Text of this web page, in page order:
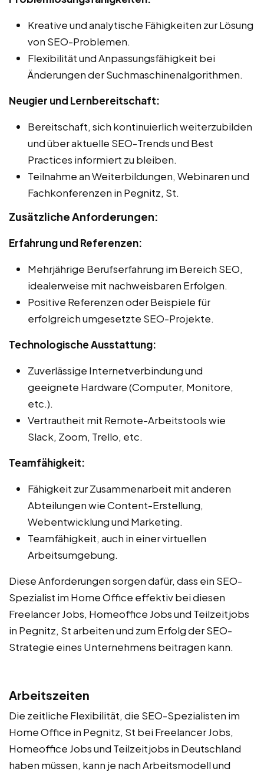
Kreative und analytische Fähigkeiten zur Lösung
von SEO-Problemen.
Flexibilität und Anpassungsfähigkeit bei
Änderungen der Suchmaschinenalgorithmen.
Neugier und Lernbereitschaft:
Bereitschaft, sich kontinuierlich weiterzubilden
und über aktuelle SEO-Trends und Best
Practices informiert zu bleiben.
Teilnahme an Weiterbildungen, Webinaren und
Fachkonferenzen in Pegnitz, St.
Zusätzliche Anforderungen:
Erfahrung und Referenzen:
Mehrjährige Berufserfahrung im Bereich SEO,
idealerweise mit nachweisbaren Erfolgen.
Positive Referenzen oder Beispiele für
erfolgreich umgesetzte SEO-Projekte.
Technologische Ausstattung:
Zuverlässige Internetverbindung und
geeignete Hardware (Computer, Monitore,
etc.).
Vertrautheit mit Remote-Arbeitstools wie
Slack, Zoom, Trello, etc.
Teamfähigkeit:
Fähigkeit zur Zusammenarbeit mit anderen
Abteilungen wie Content-Erstellung,
Webentwicklung und Marketing.
Teamfähigkeit, auch in einer virtuellen
Arbeitsumgebung.
Diese Anforderungen sorgen dafür, dass ein SEO-
Spezialist im Home Office effektiv bei diesen
Freelancer Jobs, Homeoffice Jobs und Teilzeitjobs
in Pegnitz, St arbeiten und zum Erfolg der SEO-
Strategie eines Unternehmens beitragen kann.
Arbeitszeiten
Die zeitliche Flexibilität, die SEO-Spezialisten im
Home Office in Pegnitz, St bei Freelancer Jobs,
Homeoffice Jobs und Teilzeitjobs in Deutschland
haben müssen, kann je nach Arbeitsmodell und